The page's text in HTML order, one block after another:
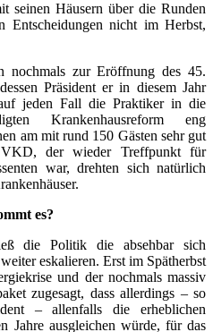
seinen Häusern über die Runden
Entscheidungen nicht im Herbst,
nochmals zur Eröffnung des 45.
Präsident er in diesem Jahr
jeden Fall die Praktiker in die
Krankenhausreform eng
am mit rund 150 Gästen sehr gut
VKD, der wieder Treffpunkt für
war, drehten sich natürlich
es?
die Politik die absehbar sich
eskalieren. Erst im Spätherbst
und der nochmals massiv
zugesagt, dass allerdings – so
– allenfalls die erheblichen
Jahre ausgleichen würde, für das